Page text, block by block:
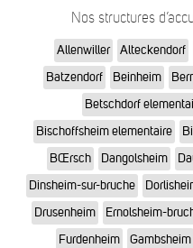
Nos structures
Allenwiller Alteckendorf
Batzendorf
Beinheim
Betschdorf
Bischoffsheim elementaire
BŒrsch
Dangolsheim
Dinsheim-sur-bruche
Drusenheim
Ernolsheim-
Furdenheim
Gambsheim